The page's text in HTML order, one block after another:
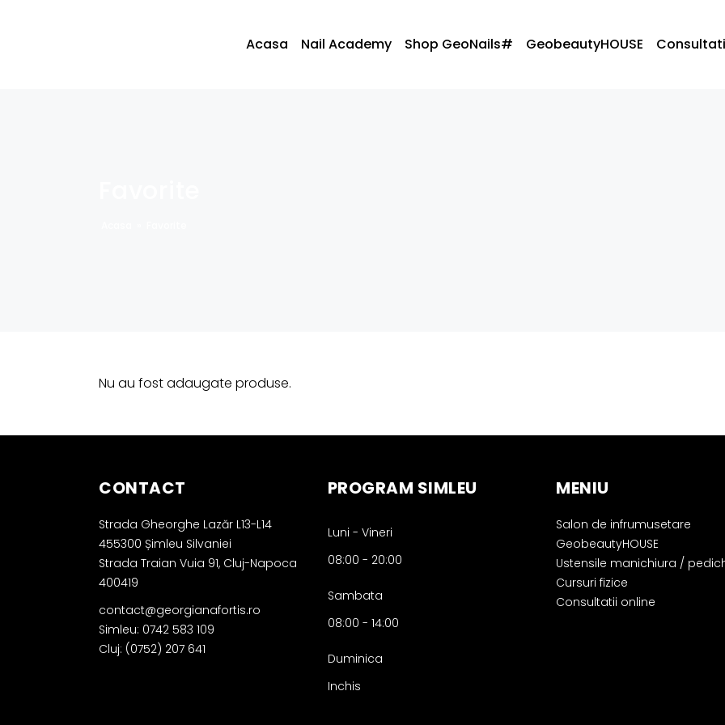
Acasa Nail Academy Shop GeoNails# GeobeautyHOUSE
Nu au fost adaugate produse.
CONTACT
Strada Gheorghe Lazăr L13-L14
455300 Șimleu Silvaniei
Strada Traian Vuia 91, Cluj-Napoca
400419
contact@georgianafortis.ro
Simleu: 0742 583 109
Cluj: (0752) 207 641
PROGRAM SIMLEU
Luni - Vineri
08:00 - 20:00
Sambata
08:00 - 14:00
Duminica
Inchis
MENIU
Salon de infrumusetare
GeobeautyHOUSE
Ustensile manichiura /
Cursuri fizice
Consultatii online